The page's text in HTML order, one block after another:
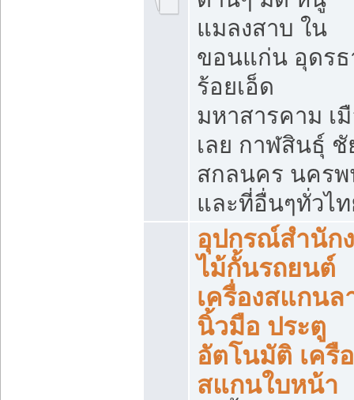
แมลงสาบ ใน
ขอนแก่น อุดร
ร้อยเอ็ด
มหาสารคาม เ
เลย กาฬสินธุ์
สกลนคร นคร
และที่อื่นๆทั่วไ
อุปกรณ์สำนัก
ไม้กั้นรถยนต์
เครื่องสแกนล
นิ้วมือ ประตู
อัตโนมัติ เครื
สแกนใบหน้า